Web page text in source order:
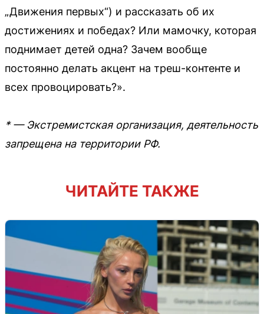
„Движения первых“) и рассказать об их
достижениях и победах? Или мамочку, которая
поднимает детей одна? Зачем вообще
постоянно делать акцент на треш-контенте и
всех провоцировать?».
* — Экстремистская организация, деятельность
запрещена на территории РФ.
ЧИТАЙТЕ ТАКЖЕ